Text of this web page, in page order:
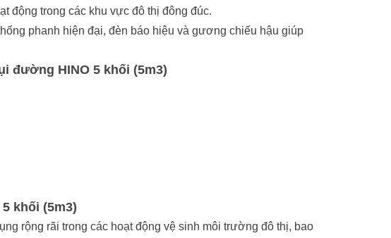
động trong các khu vực đô thị đông đúc.
phanh hiện đại, đèn báo hiệu và gương chiếu hậu giúp
đường HINO 5 khối (5m3)
khối (5m3)
rộng rãi trong các hoạt động vệ sinh môi trường đô thị, bao